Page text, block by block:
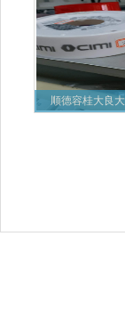
顺德容桂大良